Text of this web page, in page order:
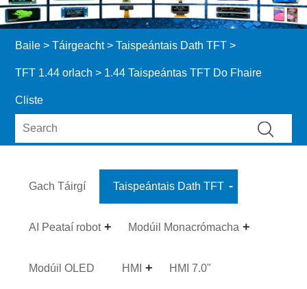
Baile > Táirgeacht>Taispeántais Dath TFT >
TFT 1.44 orlach > 1.44 Taispeántas TFT Do Fhaire
Cliste
Gach Táirgí Taispeántais Dath TFT
AI Peataí robot Modúil Monacrómacha
Modúil OLED HMI HMI 7.0"